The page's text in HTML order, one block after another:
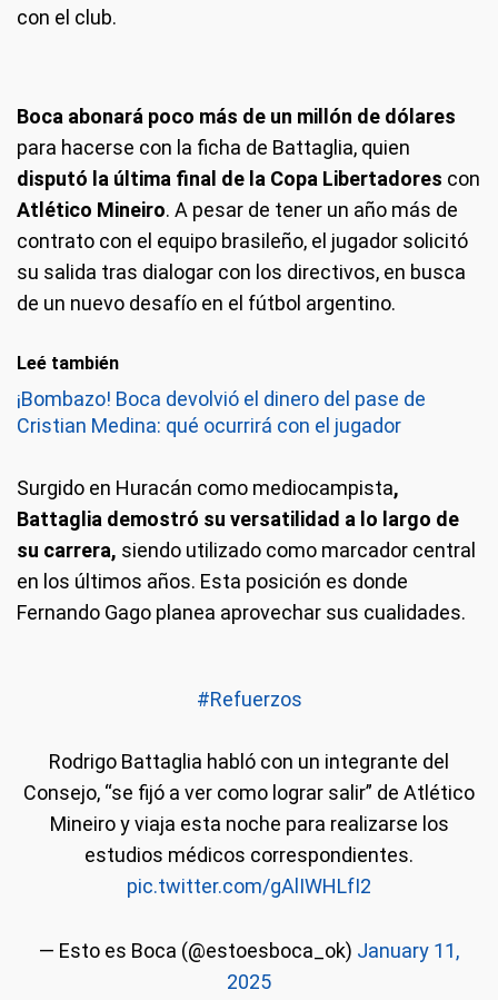
con el club.
Boca abonará poco más de un millón de dólares
para hacerse con la ficha de Battaglia, quien
disputó la última final de la Copa Libertadores con
Atlético Mineiro. A pesar de tener un año más de
contrato con el equipo brasileño, el jugador solicitó
su salida tras dialogar con los directivos, en busca
de un nuevo desafío en el fútbol argentino.
Leé también
¡Bombazo! Boca devolvió el dinero del pase de
Cristian Medina: qué ocurrirá con el jugador
Surgido en Huracán como mediocampista,
Battaglia demostró su versatilidad a lo largo de
su carrera, siendo utilizado como marcador central
en los últimos años. Esta posición es donde
Fernando Gago planea aprovechar sus cualidades.
#Refuerzos
Rodrigo Battaglia habló con un integrante del
Consejo, “se fijó a ver como lograr salir” de Atlético
Mineiro y viaja esta noche para realizarse los
estudios médicos correspondientes.
pic.twitter.com/gAlIWHLfI2
— Esto es Boca (@estoesboca_ok) January 11,
2025